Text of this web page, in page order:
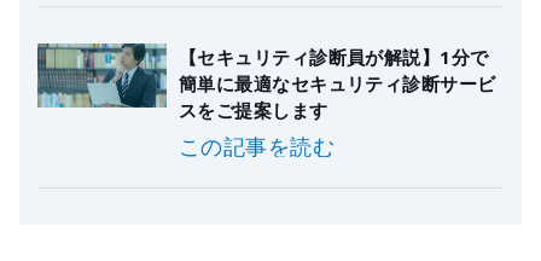
【セキュリティ診断員が解説】1分で
簡単に最適なセキュリティ診断サービ
スをご提案します
この記事を読む